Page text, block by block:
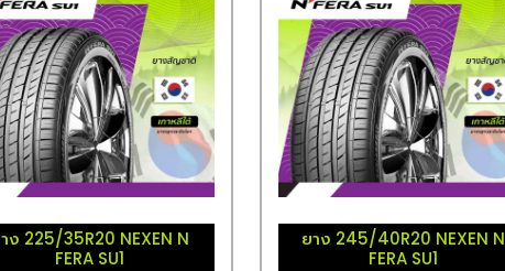
ง 225/35R20 NEXEN N
FERA SU1
ยาง 245/40R20 NEXEN N
FERA SU1